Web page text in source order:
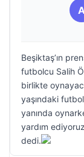
Beşiktaş’ın
futbolcu Salih
birlikte
yaşındaki
yanında
yardım
dedi.